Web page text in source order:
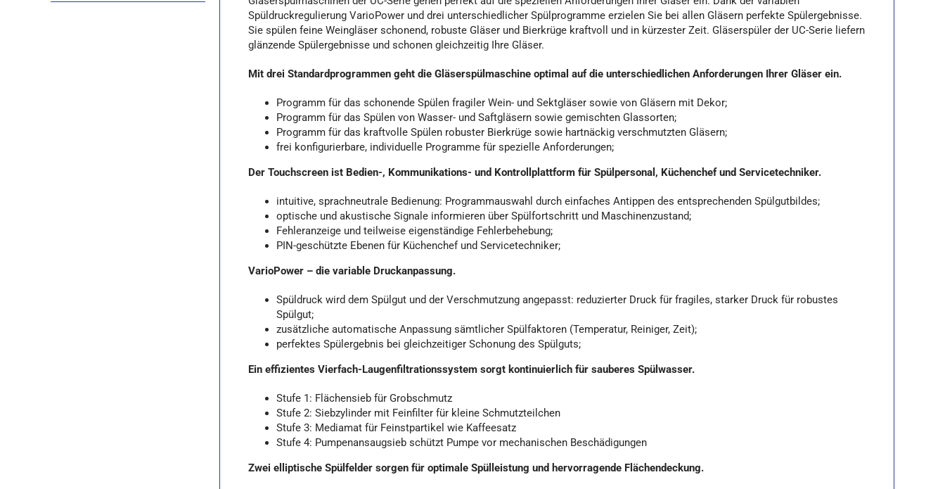
Spüldruckregulierung VarioPower und drei unterschiedlicher Spülprogramme erzielen Sie bei allen Gläsern perfekte Spülergebnisse.
Sie spülen feine Weingläser schonend, robuste Gläser und Bierkrüge kraftvoll und in kürzester Zeit. Gläserspüler der UC-Serie liefern
glänzende Spülergebnisse und schonen gleichzeitig Ihre Gläser.
Mit drei Standardprogrammen geht die Gläserspülmaschine optimal auf die unterschiedlichen Anforderungen Ihrer Gläser ein.
Programm für das schonende Spülen fragiler Wein- und Sektgläser sowie von Gläsern mit Dekor;
Programm für das Spülen von Wasser- und Saftgläsern sowie gemischten Glassorten;
Programm für das kraftvolle Spülen robuster Bierkrüge sowie hartnäckig verschmutzten Gläsern;
frei konfigurierbare, individuelle Programme für spezielle Anforderungen;
Der Touchscreen ist Bedien-, Kommunikations- und Kontrollplattform für Spülpersonal, Küchenchef und Servicetechniker.
intuitive, sprachneutrale Bedienung: Programmauswahl durch einfaches Antippen des entsprechenden Spülgutbildes;
optische und akustische Signale informieren über Spülfortschritt und Maschinenzustand;
Fehleranzeige und teilweise eigenständige Fehlerbehebung;
PIN-geschützte Ebenen für Küchenchef und Servicetechniker;
VarioPower – die variable Druckanpassung.
Spüldruck wird dem Spülgut und der Verschmutzung angepasst: reduzierter Druck für fragiles, starker Druck für robustes
Spülgut;
zusätzliche automatische Anpassung sämtlicher Spülfaktoren (Temperatur, Reiniger, Zeit);
perfektes Spülergebnis bei gleichzeitiger Schonung des Spülguts;
Ein effizientes Vierfach-Laugenfiltrationssystem sorgt kontinuierlich für sauberes Spülwasser.
Stufe 1: Flächensieb für Grobschmutz
Stufe 2: Siebzylinder mit Feinfilter für kleine Schmutzteilchen
Stufe 3: Mediamat für Feinstpartikel wie Kaffeesatz
Stufe 4: Pumpenansaugsieb schützt Pumpe vor mechanischen Beschädigungen
Zwei elliptische Spülfelder sorgen für optimale Spülleistung und hervorragende Flächendeckung.